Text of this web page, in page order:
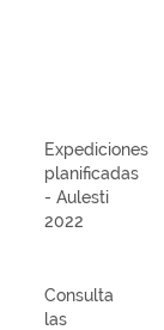
Expediciones
planificadas
- Aulesti
2022
Consulta
las